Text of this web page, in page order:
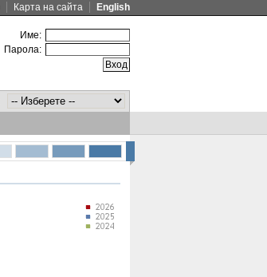
Карта на сайта English
Име:
Парола: